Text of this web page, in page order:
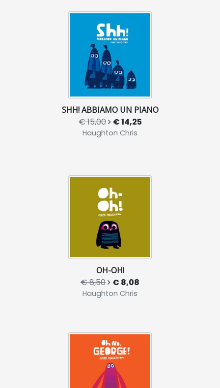
SHH! ABBIAMO UN PIANO
€ 15,00 € 14,25
Haughton Chris
OH-OH!
€ 8,50 € 8,08
Haughton Chris